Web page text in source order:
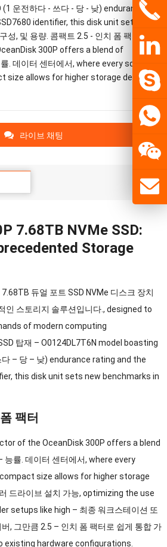
(1 운전하다 - 쓰다 - 당 - 낮) endurance
identifier, this disk unit sets new
성, 및 용량. 콤팩트 2.5 - 인치 폼 팩터 2.5 -
300P offers a blend of
. 데이터 센터에서, where every square
size allows for higher storage density.
라이브 채팅
7.68TB NVMe SSD:
Storage
듀얼 포트 SSD NVMe 디스크 장치
인 스토리지 솔루션입니다., designed to
of modern computing
탑재 – O0124DL7T6N model boasting
– 당 – 낮) endurance rating and the
, this disk unit sets new benchmarks in
팩터
of the OceanDisk 300P offers a blend
능률. 데이터 센터에서, where every
size allows for higher storage
드라이브 설치 가능, optimizing the use
setups like high – 최종 워크스테이션 또
, 그만큼 2.5 – 인치 폼 팩터로 쉽게 통합 가
existing hardware configurations